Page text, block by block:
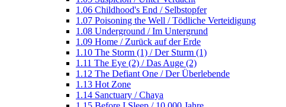
1.06 Childhood's End / Selbstopfer
1.07 Poisoning the Well / Tödliche Verteidigung
1.08 Underground / Im Untergrund
1.09 Home / Zurück auf der Erde
1.10 The Storm (1) / Der Sturm (1)
1.11 The Eye (2) / Das Auge (2)
1.12 The Defiant One / Der Überlebende
1.13 Hot Zone
1.14 Sanctuary / Chaya